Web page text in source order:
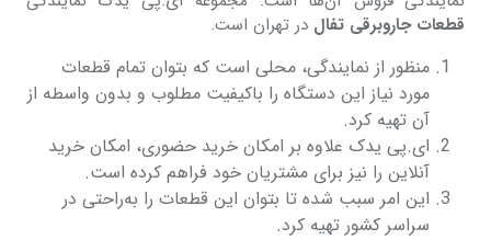
قطعات جاروبرقی تفال در تهران است.
منظور از نمایندگی، محلی است که بتوان تمام قطعات
مورد نیاز این دستگاه را باکیفیت مطلوب و بدون واسطه از
آن تهیه کرد.
ای.پی یدک علاوه بر امکان خرید حضوری، امکان خرید
آنلاین را نیز برای مشتریان خود فراهم کرده است.
این امر سبب شده تا بتوان این قطعات را به‌راحتی در
سراسر کشور تهیه کرد.